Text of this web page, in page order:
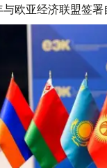
欧亚经济联盟签署